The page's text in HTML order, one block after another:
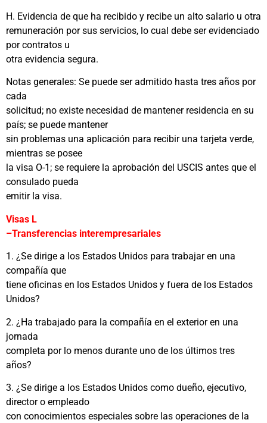
H. Evidencia de que ha recibido y recibe un alto salario u otra
remuneración por sus servicios, lo cual debe ser evidenciado
por contratos u
otra evidencia segura.
Notas generales: Se puede ser admitido hasta tres años por
cada
solicitud; no existe necesidad de mantener residencia en su
país; se puede mantener
sin problemas una aplicación para recibir una tarjeta verde,
mientras se posee
la visa O-1; se requiere la aprobación del USCIS antes que el
consulado pueda
emitir la visa.
Visas L
–Transferencias interempresariales
1. ¿Se dirige a los Estados Unidos para trabajar en una
compañía que
tiene oficinas en los Estados Unidos y fuera de los Estados
Unidos?
2. ¿Ha trabajado para la compañía en el exterior en una
jornada
completa por lo menos durante uno de los últimos tres
años?
3. ¿Se dirige a los Estados Unidos como dueño, ejecutivo,
director o empleado
con conocimientos especiales sobre las operaciones de la